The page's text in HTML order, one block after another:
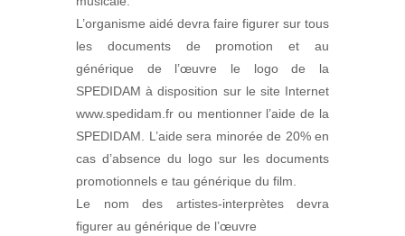
L’organisme aidé devra faire figurer sur tous
les documents de promotion et au
générique de l’œuvre le logo de la
SPEDIDAM à disposition sur le site Internet
www.spedidam.fr ou mentionner l’aide de la
SPEDIDAM. L’aide sera minorée de 20% en
cas d’absence du logo sur les documents
promotionnels e tau générique du film.
Le nom des artistes-interprètes devra
figurer au générique de l’œuvre